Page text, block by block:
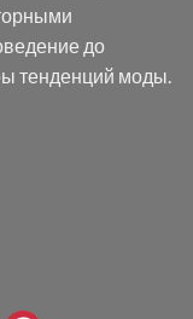
до
тенденций моды.